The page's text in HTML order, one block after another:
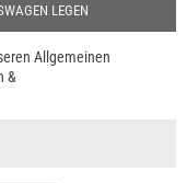
LEGEN
Allgemeinen
&